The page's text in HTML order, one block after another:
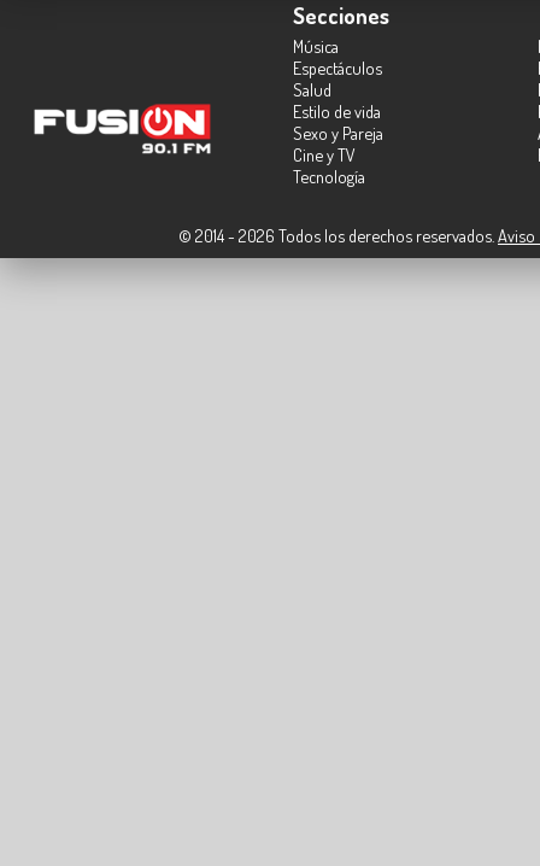
Secciones
Música
Espectáculos
Salud
Estilo de vida
Sexo y Pareja
Cine y TV
Tecnología
© 2014 - 2026 Todos los derechos reservados. Aviso